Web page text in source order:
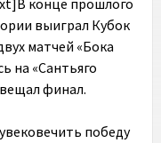
конце прошлого
выиграл Кубок
матчей «Бока
на «Сантьяго
финал.
победу